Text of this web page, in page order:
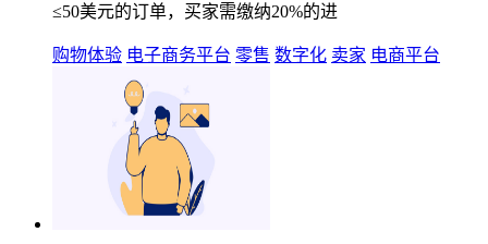
≤50美元的订单，买家需缴纳20%的进
购物体验 电子商务平台 零售 数字化 卖家 电商平台